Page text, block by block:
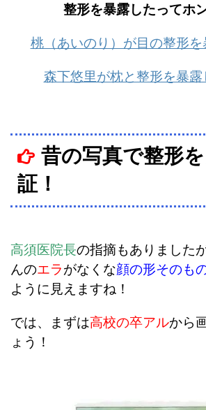
整形を暴露したってホ
桃（あいのり）が目の整形を
森下悠里が枕と整形を暴露
昔の写真で整形
証！
高須医院長の指摘もありましたが
んのエラがなくな顔の形そのも
ように見えますね！
では、まずは高校の卒アルから
ょう！